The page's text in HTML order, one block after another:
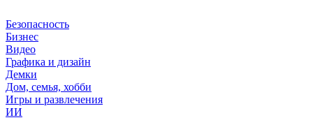
Безопасность
Бизнес
Видео
Графика и дизайн
Демки
Дом, семья, хобби
Игры и развлечения
ИИ